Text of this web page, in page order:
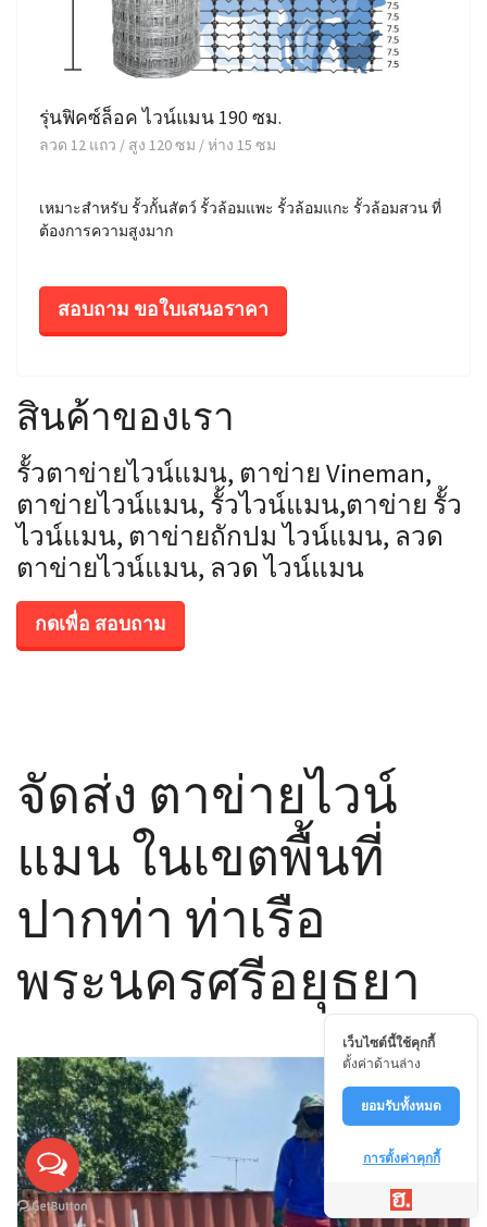
รุ่นฟิคซ์ล็อค ไวน์แมน 190 ซม.
ลวด 12 แถว / สูง 120 ซม / ห่าง 15 ซม
เหมาะสำหรับ รั้วกั้นสัตว์ รั้วล้อมแพะ รั้วล้อมแกะ รั้วล้อมสวน ที่
ต้องการความสูงมาก
สอบถาม ขอใบเสนอราคา
สินค้าของเรา
รั้วตาข่ายไวน์แมน, ตาข่าย Vineman,
ตาข่ายไวน์แมน, รั้วไวน์แมน,ตาข่าย รั้ว
ไวน์แมน, ตาข่ายถักปม ไวน์แมน, ลวด
ตาข่ายไวน์แมน, ลวด ไวน์แมน
กดเพื่อ สอบถาม
จัดส่ง ตาข่ายไวน์
แมน ในเขตพื้นที่
ปากท่า ท่าเรือ
พระนครศรีอยุธยา
เว็บไซต์นี้ใช้คุกกี้
ตั้งค่าด้านล่าง
ยอมรับทั้งหมด
การตั้งค่าคุกกี้